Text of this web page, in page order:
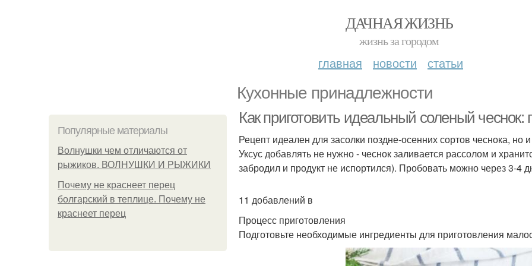
ДАЧНАЯ ЖИЗНЬ
жизнь за городом
главная новости статьи
Кухонные принадлежности
Популярные материалы
Волнушки чем отличаются от
рыжиков. ВОЛНУШКИ И РЫЖИКИ
Почему не краснеет перец
болгарский в теплице. Почему не
краснеет перец
Как приготовить идеальный соленый чеснок:
Рецепт идеален для засолки поздне-осенних сортов чеснока, но
Уксус добавлять не нужно - чеснок заливается рассолом и
забродил и продукт не испортился). Пробовать можно через 3-4
11 добавлений в
Процесс приготовления
Подготовьте необходимые ингредиенты для приготовления